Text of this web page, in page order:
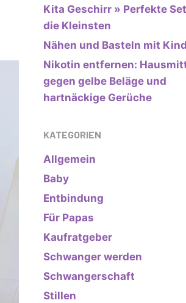
Kita Geschirr » Perfekte
die Kleinsten
Nähen und Basteln mit
Nikotin entfernen:
gegen gelbe Beläge und
hartnäckige Gerüche
KATEGORIEN
Allgemein
Baby
Entbindung
Für Papas
Kaufratgeber
Schwanger werden
Schwangerschaft
Stillen